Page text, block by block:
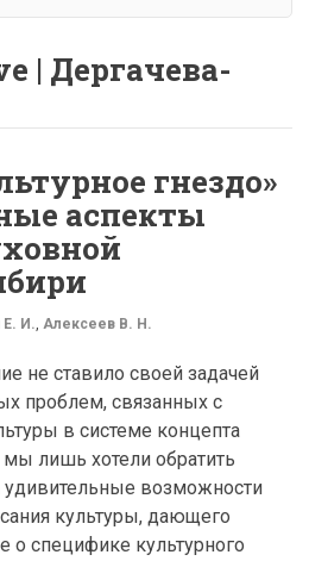
| Дергачева-
гнездо»
аспекты
Е. И. Алексеев В. Н.
не ставило своей задачей
проблем, связанных с
в системе концепта
мы лишь хотели обратить
удивительные возможности
культуры, дающего
о специфике культурного